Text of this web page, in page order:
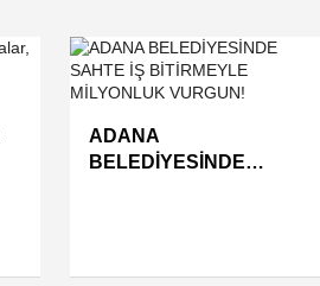
ADANA
BELEDİYESİNDE